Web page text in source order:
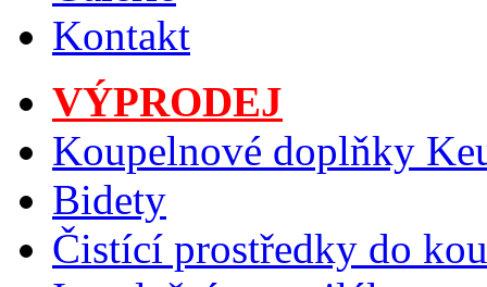
Kontakt
VÝPRODEJ
Koupelnové doplňky
Bidety
Čistící prostředky do